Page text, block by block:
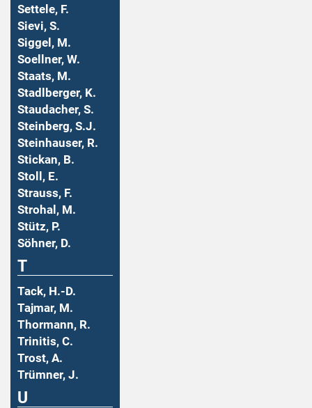
Settele, F.
Sievi, S.
Siggel, M.
Soellner, W.
Staats, M.
Stadlberger, K.
Staudacher, S.
Steinberg, S.J.
Steinhauser, R.
Stickan, B.
Stoll, E.
Strauss, F.
Strohal, M.
Stütz, P.
Söhner, D.
T
Tack, H.-D.
Tajmar, M.
Thormann, R.
Trinitis, C.
Trost, A.
Trümner, J.
U